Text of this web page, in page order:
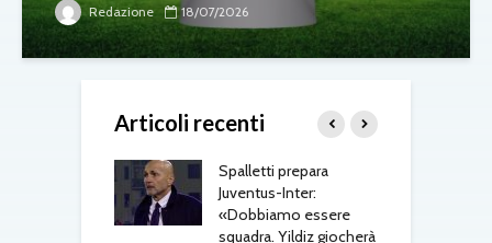
Redazione 18/07/2026
Articoli recenti
Spalletti prepara
Juventus-Inter:
«Dobbiamo essere
squadra. Yildiz giocherà